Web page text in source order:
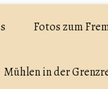
Fotos zum
Mühlen in der